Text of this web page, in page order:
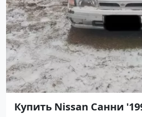
Купить Nissan Санни